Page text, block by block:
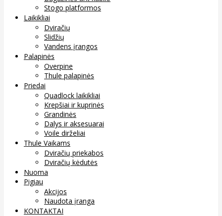
Stogo platformos
Laikikliai
Dviračių
Slidžių
Vandens įrangos
Palapinės
Overpine
Thule palapinės
Priedai
Quadlock laikikliai
Krepšiai ir kuprinės
Grandinės
Dalys ir aksesuarai
Voile dirželiai
Thule Vaikams
Dviračių priekabos
Dviračių kėdutės
Nuoma
Pigiau
Akcijos
Naudota įranga
KONTAKTAI